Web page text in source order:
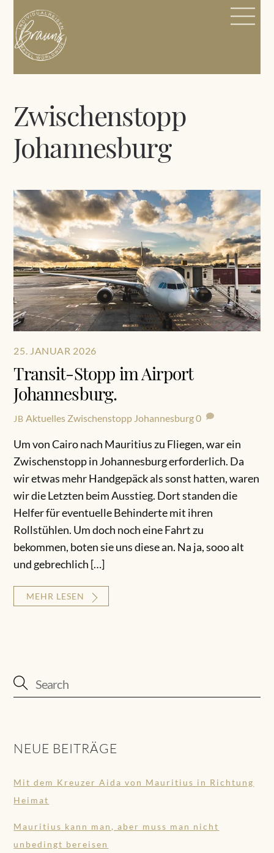
content
Zwischenstopp
Johannesburg
25. JANUAR 2026
Transit-Stopp im Airport
Johannesburg.
JB Aktuelles Zwischenstopp Johannesburg0
Um von Cairo nach Mauritius zu Fliegen, war ein
Zwischenstopp in Johannesburg erforderlich. Da
wir etwas mehr Handgepäck als sonst hatten, waren
wir die Letzten beim Ausstieg. Dort standen die
Helfer für eventuelle Behinderte mit ihren
Rollstühlen. Um doch noch eine Fahrt zu
bekommen, boten sie uns diese an. Na ja, sooo alt
und gebrechlich […]
MEHR LESEN
NEUE BEITRÄGE
Mit dem Kreuzer Aida von Mauritius in Richtung
Heimat
Mauritius kann man, aber muss man nicht
unbedingt bereisen